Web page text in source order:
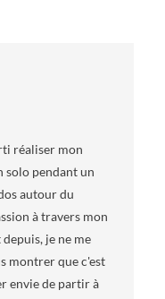
réaliser mon
solo pendant un
autour du
à travers mon
depuis, je ne me
montrer que c'est
envie de partir à